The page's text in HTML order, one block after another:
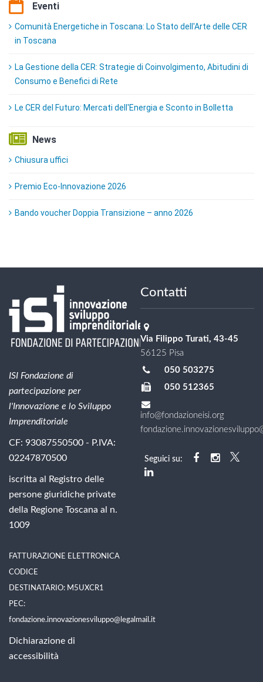
Eventi
Comunità Energetiche in Toscana: Lo Stato dell'Arte delle CER
in Toscana
La Gestione della CER: Strategie di Coinvolgimento, Abitudini di
Consumo e Benefici di Rete
Le CER del Futuro: Mercati dell'Energia e Sconto in Bolletta
News
Chiusura uffici
Premio Eco-Innovazione 2026
Bando voucher Doppia Transizione – anno 2026
ISI Fondazione di
partecipazione per
l'Innovazione e lo Sviluppo
Imprenditoriale
CF: 93087550500 - P.IVA:
02247870500
iscritta al Registro delle
persone giuridiche private
della Regione Toscana al n.
1009
FATTURAZIONE ELETTRONICA
CODICE
DESTINATARIO: M5UXCR1
PEC:
fondazione.innovazionesviluppo@legalmail.it
Dichiarazione di
accessibilità
Contatti
Via Filippo Turati, 43-45
56125 Pisa
050 503275
050 512365
info@fondazioneisi.org
Seguici su: